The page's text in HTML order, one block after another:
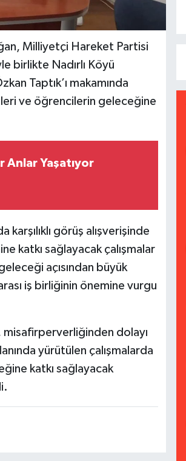
Milliyetçi Hareket Partisi
birlikte Nadırlı Köyü
Taptık’ı makamında
ve öğrencilerin geleceğine
Anlar Yaşatıyor
karşılıklı görüş alışverişinde
katkı sağlayacak çalışmalar
açısından büyük
iş birliğinin önemine vurgu
misafirperverliğinden dolayı
yürütülen çalışmalarda
katkı sağlayacak